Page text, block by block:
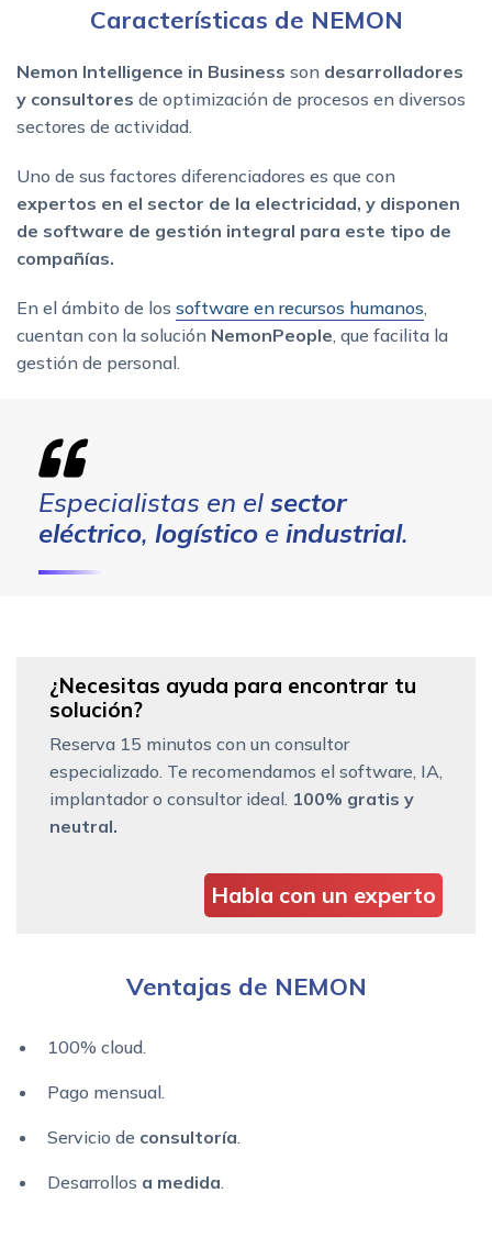
Características de NEMON
Nemon Intelligence in Business son desarrolladores
y consultores de optimización de procesos en diversos
sectores de actividad.
Uno de sus factores diferenciadores es que con
expertos en el sector de la electricidad, y disponen
de software de gestión integral para este tipo de
compañías.
En el ámbito de los software en recursos humanos,
cuentan con la solución NemonPeople, que facilita la
gestión de personal.
Especialistas en el sector
eléctrico, logístico e industrial.
¿Necesitas ayuda para encontrar tu
solución?
Reserva 15 minutos con un consultor
especializado. Te recomendamos el software, IA,
implantador o consultor ideal. 100% gratis y
neutral.
Habla con un experto
Ventajas de NEMON
100% cloud.
Pago mensual.
Servicio de consultoría.
Desarrollos a medida.